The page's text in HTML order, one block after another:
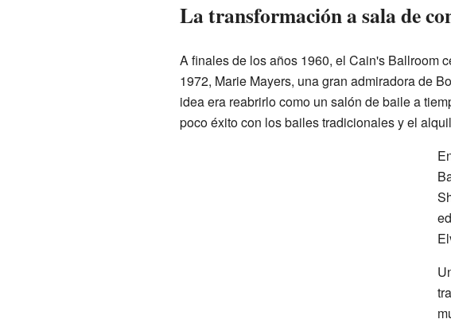
La transformación a sala de
A finales de los años 1960, el Cain's Ballroom
1972, Marie Mayers, una gran admiradora de
idea era reabrirlo como un salón de baile a
poco éxito con los bailes tradicionales y el